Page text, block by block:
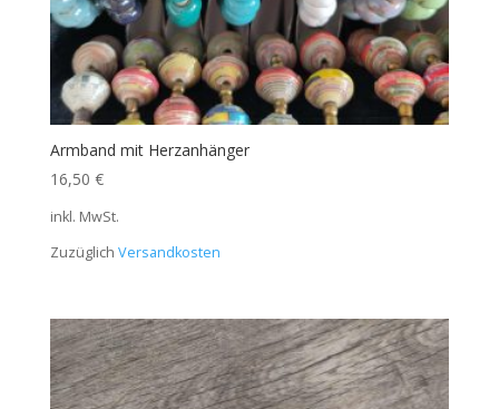
Armband mit Herzanhänger
16,50 €
inkl. MwSt.
Zuzüglich Versandkosten